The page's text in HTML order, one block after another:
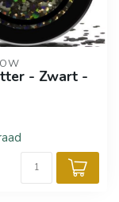
- Zwart -